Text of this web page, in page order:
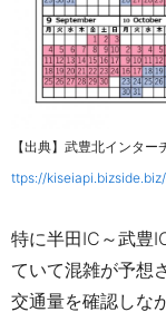
【出典】武豊北インタ
ttps://
特に半田IC～武豊
ていて混雑が予想
交通量を確認しな